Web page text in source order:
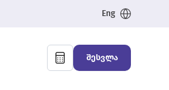
Eng
შესვლა